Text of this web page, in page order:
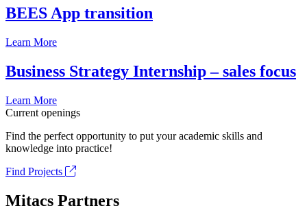
BEES App transition
Learn More
Business Strategy Internship – sales focus
Learn More
Current openings
Find the perfect opportunity to put your academic skills and
knowledge into practice!
Find Projects
Mitacs Partners